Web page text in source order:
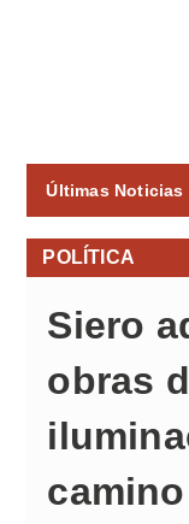
Últimas Noticias
POLÍTICA
Siero
obras